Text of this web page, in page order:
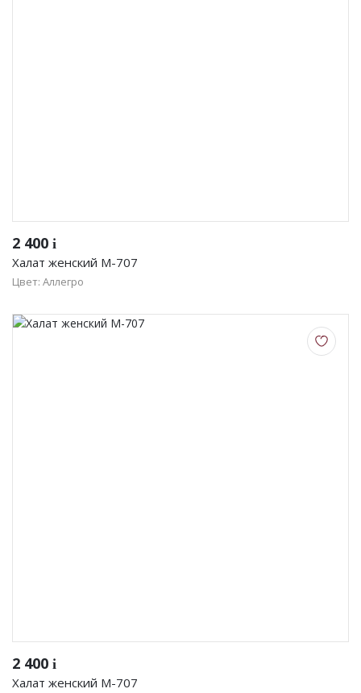
2 400 i
Халат женский М-707
Цвет: Аллегро
2 400 i
Халат женский М-707